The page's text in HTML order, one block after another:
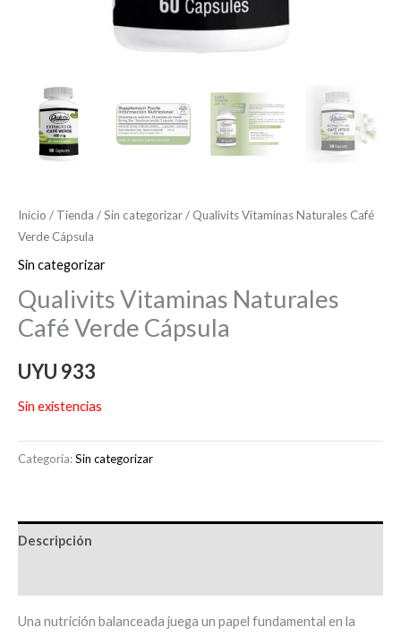
Inicio / Tienda /Sin categorizar/ Qualivits Vitaminas Naturales Café
Verde Cápsula
Sin categorizar
Qualivits Vitaminas Naturales
Café Verde Cápsula
UYU 933
Sin existencias
Categoría:Sin categorizar
Descripción
Una nutrición balanceada juega un papel fundamental en la